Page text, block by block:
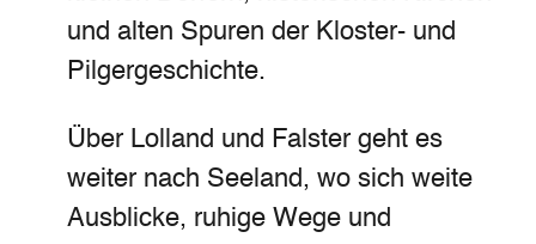
und alten Spuren der Kloster- und
Pilgergeschichte.
Über Lolland und Falster geht es
weiter nach Seeland, wo sich weite
Ausblicke, ruhige Wege und